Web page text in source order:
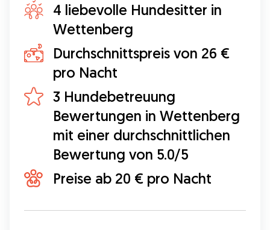
4 liebevolle Hundesitter in
Wettenberg
Durchschnittspreis von 26 €
pro Nacht
3 Hundebetreuung
Bewertungen in Wettenberg
mit einer durchschnittlichen
Bewertung von 5.0/5
Preise ab 20 € pro Nacht